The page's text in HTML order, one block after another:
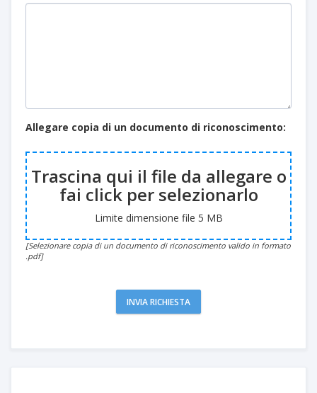
Allegare copia di un documento di riconoscimento:
Trascina qui il file da allegare o
fai click per selezionarlo
Limite dimensione file 5 MB
[Selezionare copia di un documento di riconoscimento valido in formato
.pdf]
INVIA RICHIESTA